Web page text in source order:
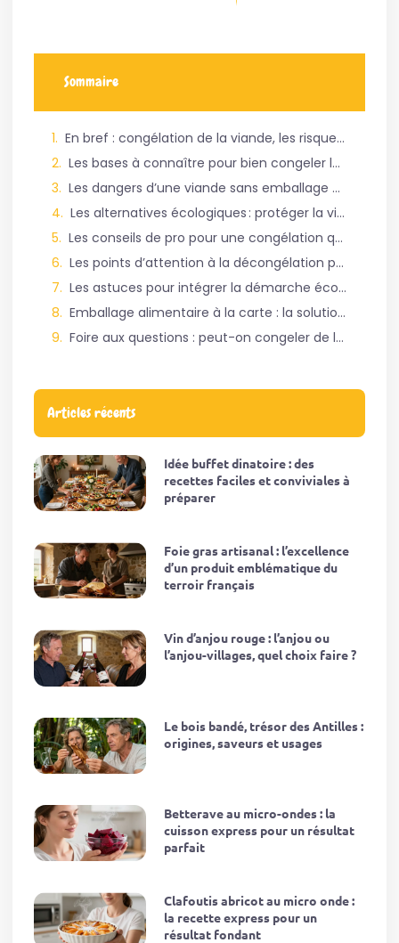
Sommaire
En bref : congélation de la viande, les risques sans emballage et les alternatives écologiques
Les bases à connaître pour bien congeler la viande crue ou cuite
Les dangers d’une viande sans emballage au congélateur : pas si anodin
Les alternatives écologiques : protéger la viande sans sacrifier la planète
Les conseils de pro pour une congélation qui allie sécurité, praticité et écologie
Les points d’attention à la décongélation pour préserver la qualité de la viande
Les astuces pour intégrer la démarche écologique au quotidien
Emballage alimentaire à la carte : la solution First Pack pour des exigeants
Foire aux questions : peut-on congeler de la viande sans emballage ?
Articles récents
Idée buffet dinatoire : des
recettes faciles et conviviales à
préparer
Foie gras artisanal : l’excellence
d’un produit emblématique du
terroir français
Vin d’anjou rouge : l’anjou ou
l’anjou-villages, quel choix faire ?
Le bois bandé, trésor des Antilles :
origines, saveurs et usages
Betterave au micro-ondes : la
cuisson express pour un résultat
parfait
Clafoutis abricot au micro onde :
la recette express pour un
résultat fondant